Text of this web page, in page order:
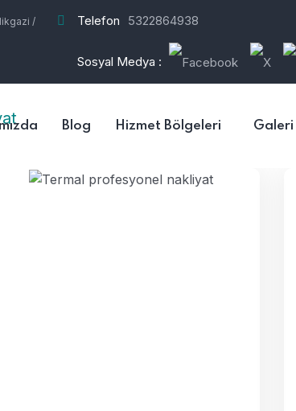
/ Telefon 5322864938
Sosyal Medya :
Blog Hizmet Bölgeleri Galeri